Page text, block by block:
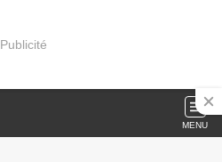
Publicité
MENU